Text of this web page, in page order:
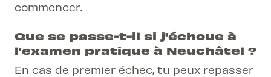
commencer.
Que se passe-t-il si j'échoue à
l'examen pratique à Neuchâtel ?
En cas de premier échec, tu peux repasser